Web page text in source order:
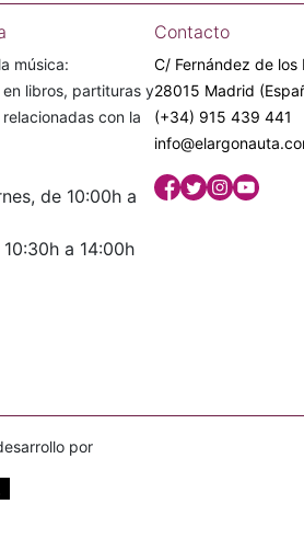
música:
libros, partituras y
con la
de 10:00h a
a 14:00h
Contacto
C/ Fernández de los
28015 Madrid
(+34) 915 439 441
por